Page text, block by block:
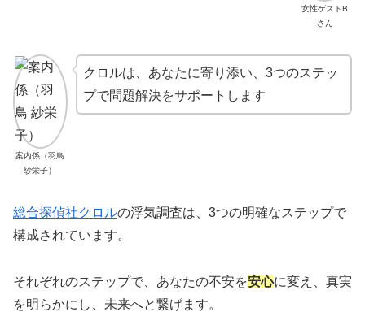
女性ゲストB
さん
案内係（羽鳥
紗栄子）
クロルは、あなたに寄り添い、3つのステッ
プで問題解決をサポートします
総合探偵社クロルの浮気調査は、3つの明確なステップで
構成されています。
それぞれのステップで、あなたの不安を安心に変え、真実
を明らかにし、未来へと繋げます。